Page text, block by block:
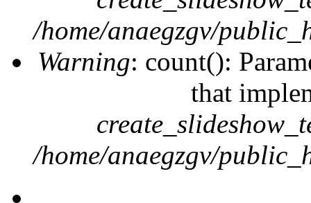
/home/anaegzgv/
Warning: count():
that
/home/anaegzgv/